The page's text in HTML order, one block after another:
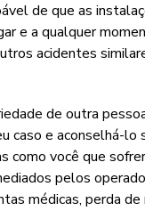
de que as
e a qualquer
acidentes
de outra
caso e aconselhá-lo
como você que
pelos
médicas, perda